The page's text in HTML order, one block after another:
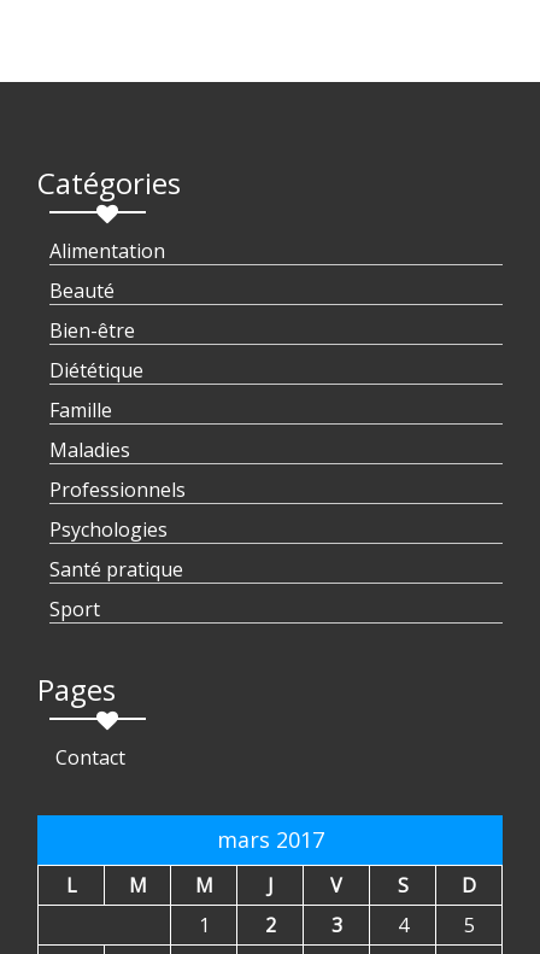
Catégories
Alimentation
Beauté
Bien-être
Diététique
Famille
Maladies
Professionnels
Psychologies
Santé pratique
Sport
Pages
Contact
mars 2017
L M M J V S
D
1
2 3 4
5